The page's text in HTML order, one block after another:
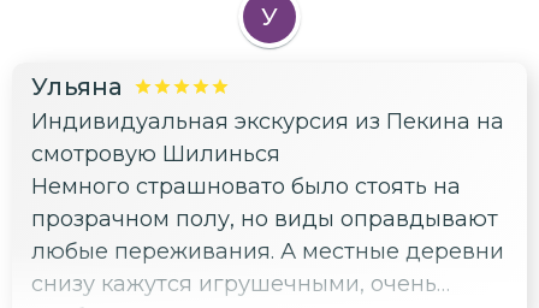
У
Ульяна
Индивидуальная экскурсия из Пекина на
смотровую Шилинься
Немного страшновато было стоять на
прозрачном полу, но виды оправдывают
любые переживания. А местные деревни
снизу кажутся игрушечными, очень